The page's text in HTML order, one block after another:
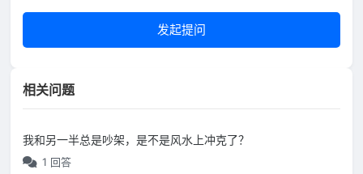
发起提问
相关问题
我和另一半总是吵架，是不是风水上冲克了？
1 回答